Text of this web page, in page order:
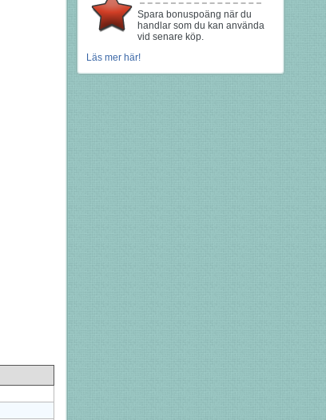
Spara bonuspoäng när du
handlar som du kan använda
vid senare köp.
Läs mer här!